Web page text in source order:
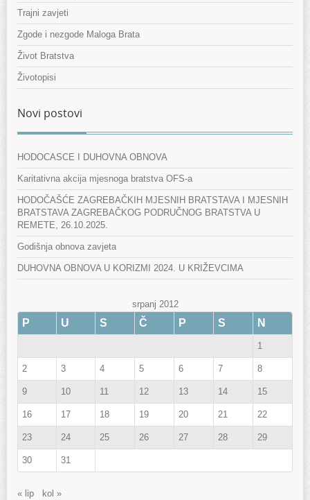
Trajni zavjeti
Zgode i nezgode Maloga Brata
Život Bratstva
Životopisi
Novi postovi
HODOCASCE I DUHOVNA OBNOVA
Karitativna akcija mjesnoga bratstva OFS-a
HODOČAŠĆE ZAGREBAČKIH MJESNIH BRATSTAVA I MJESNIH
BRATSTAVA ZAGREBAČKOG PODRUČNOG BRATSTVA U
REMETE, 26.10.2025.
Godišnja obnova zavjeta
DUHOVNA OBNOVA U KORIZMI 2024. U KRIŽEVCIMA
srpanj 2012
P U S Č P S N
1
2 3 4 5 6 7 8
9 10 11 12 13 14 15
16 17 18 19 20 21 22
23 24 25 26 27 28 29
30 31
« lip kol »